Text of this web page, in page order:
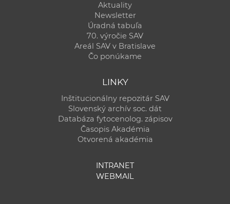
Aktuality
Newsletter
Úradná tabuľa
70. výročie SAV
Areál SAV v Bratislave
Čo ponúkame
LINKY
Inštitucionálny repozitár SAV
Slovenský archív soc. dát
Databáza fytocenolog. zápisov
Časopis Akadémia
Otvorená akadémia
INTRANET
WEBMAIL